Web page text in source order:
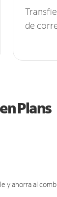
de
Plans
y ahorra al